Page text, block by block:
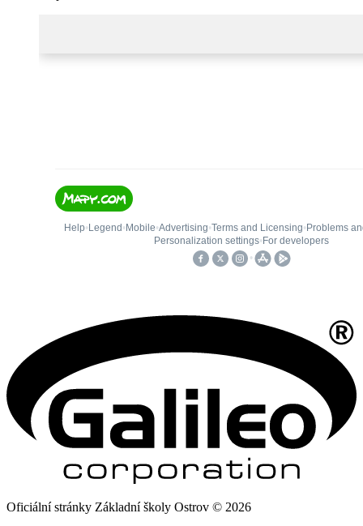
Oficiální stránky Základní školy Ostrov © 2026